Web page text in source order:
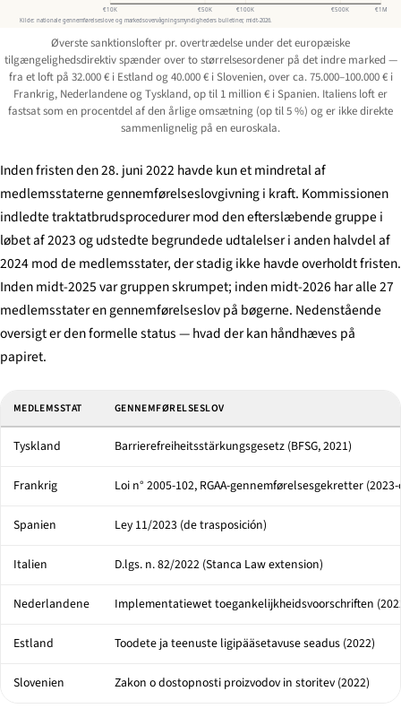
€10K €50K €100K €500K €1M
Kilde: nationale gennemførelseslove og markedsovervågningsmyndigheders bulletiner, midt-2026.
Øverste sanktionslofter pr. overtrædelse under det europæiske
tilgængelighedsdirektiv spænder over to størrelsesordener på det indre marked —
fra et loft på 32.000 € i Estland og 40.000 € i Slovenien, over ca. 75.000–100.000 € i
Frankrig, Nederlandene og Tyskland, op til 1 million € i Spanien. Italiens loft er
fastsat som en procentdel af den årlige omsætning (op til 5 %) og er ikke direkte
sammenlignelig på en euroskala.
Inden fristen den 28. juni 2022 havde kun et mindretal af
medlemsstaterne gennemførelseslovgivning i kraft. Kommissionen
indledte traktatbrudsprocedurer mod den efterslæbende gruppe i
løbet af 2023 og udstedte begrundede udtalelser i anden halvdel af
2024 mod de medlemsstater, der stadig ikke havde overholdt fristen.
Inden midt-2025 var gruppen skrumpet; inden midt-2026 har alle 27
medlemsstater en gennemførelseslov på bøgerne. Nedenstående
oversigt er den formelle status — hvad der kan håndhæves på
papiret.
MEDLEMSSTAT GENNEMFØRELSESLOV
Tyskland Barrierefreiheitsstärkungsgesetz(BFSG, 2021)
Frankrig Loi n° 2005-102, RGAA-gennemførelsesgekretter
Spanien Ley 11/2023 (de trasposición)
Italien D.lgs. n. 82/2022 (Stanca Law extension)
Nederlandene Implementatiewet toegankelijkheidsvoorschriften
Estland Toodete ja teenuste ligipääsetavuse seadus(2022)
Slovenien Zakon o dostopnosti proizvodov in storitev(2022)